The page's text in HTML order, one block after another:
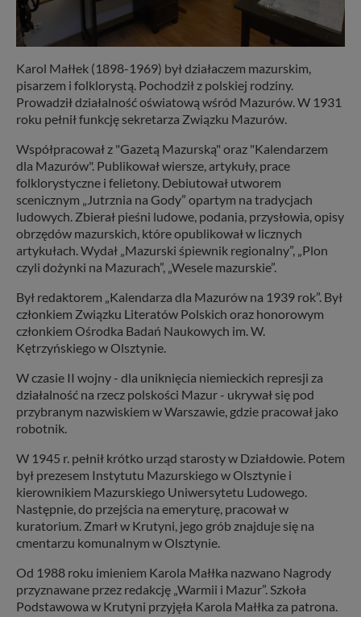
Karol Małłek (1898-1969) był działaczem mazurskim,
pisarzem i folklorystą. Pochodził z polskiej rodziny.
Prowadził działalność oświatową wśród Mazurów. W 1931
roku pełnił funkcję sekretarza Związku Mazurów.
Współpracował z "Gazetą Mazurską" oraz "Kalendarzem
dla Mazurów". Publikował wiersze, artykuły, prace
folklorystyczne i felietony. Debiutował utworem
scenicznym „Jutrznia na Gody” opartym na tradycjach
ludowych. Zbierał pieśni ludowe, podania, przysłowia, opisy
obrzędów mazurskich, które opublikował w licznych
artykułach. Wydał „Mazurski śpiewnik regionalny”, „Plon
czyli dożynki na Mazurach”, „Wesele mazurskie”.
Był redaktorem „Kalendarza dla Mazurów na 1939 rok”. Był
członkiem Związku Literatów Polskich oraz honorowym
członkiem Ośrodka Badań Naukowych im. W.
Kętrzyńskiego w Olsztynie.
W czasie II wojny - dla uniknięcia niemieckich represji za
działalność na rzecz polskości Mazur - ukrywał się pod
przybranym nazwiskiem w Warszawie, gdzie pracował jako
robotnik.
W 1945 r. pełnił krótko urząd starosty w Działdowie. Potem
był prezesem Instytutu Mazurskiego w Olsztynie i
kierownikiem Mazurskiego Uniwersytetu Ludowego.
Następnie, do przejścia na emeryturę, pracował w
kuratorium. Zmarł w Krutyni, jego grób znajduje się na
cmentarzu komunalnym w Olsztynie.
Od 1988 roku imieniem Karola Małłka nazwano Nagrody
przyznawane przez redakcję „Warmii i Mazur”. Szkoła
Podstawowa w Krutyni przyjęła Karola Małłka za patrona.